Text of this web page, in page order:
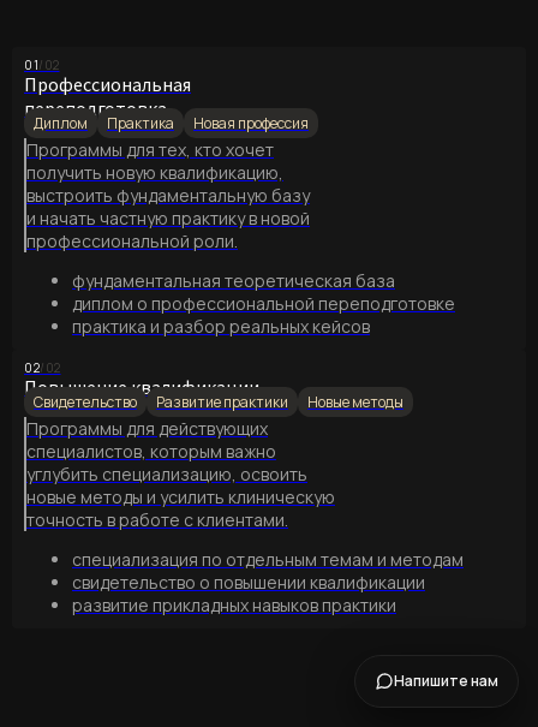
01/02
Профессиональная
переподготовка
Диплом Практика Новая профессия
Программы для тех, кто хочет
получить новую квалификацию,
выстроить фундаментальную базу
и начать частную практику в новой
профессиональной роли.
фундаментальная теоретическая база
диплом о профессиональной переподготовке
практика и разбор реальных кейсов
02/02
Повышение квалификации
Свидетельство Развитие практики Новые методы
Программы для действующих
специалистов, которым важно
углубить специализацию, освоить
новые методы и усилить клиническую
точность в работе с клиентами.
специализация по отдельным темам и методам
свидетельство о повышении квалификации
развитие прикладных навыков практики
Напишите нам